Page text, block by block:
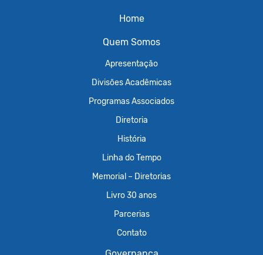
Home
Quem Somos
Apresentação
Divisões Acadêmicas
Programas Associados
Diretoria
História
Linha do Tempo
Memorial – Diretorias
Livro 30 anos
Parcerias
Contato